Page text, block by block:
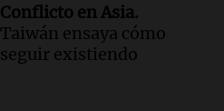
Conflicto en Asia.
Taiwán ensaya cómo
seguir existiendo